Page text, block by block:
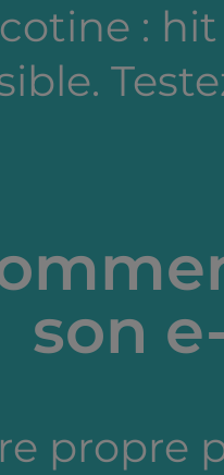
:
son
propre